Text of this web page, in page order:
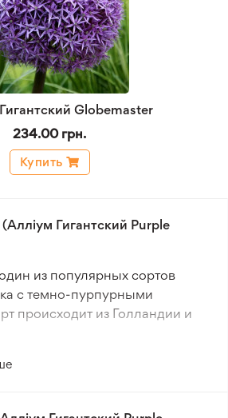
Globemaster
234.00 грн.
Купить
Гигантский Purple
из популярных сортов
с темно-пурпурными
происходит из Голландии и
на расстоянии 8-10 см